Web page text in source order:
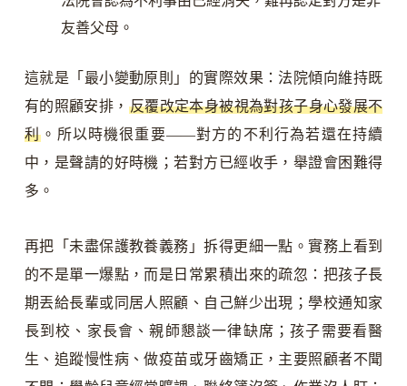
友善父母。
這就是「最小變動原則」的實際效果：法院傾向維持既
有的照顧安排， 反覆改定本身被視為對孩子身心發展不
利 。所以時機很重要——對方的不利行為若還在持續
中，是聲請的好時機；若對方已經收手，舉證會困難得
多。
再把「未盡保護教養義務」拆得更細一點。實務上看到
的不是單一爆點，而是日常累積出來的疏忽：把孩子長
期丟給長輩或同居人照顧、自己鮮少出現；學校通知家
長到校、家長會、親師懇談一律缺席；孩子需要看醫
生、追蹤慢性病、做疫苗或牙齒矯正，主要照顧者不聞